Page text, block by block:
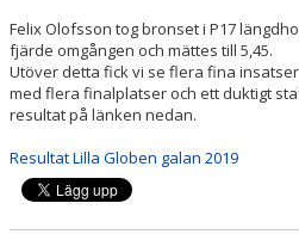
Felix Olofsson tog bronset i P17
fjärde omgången och mättes till 5,45.
Utöver detta fick vi se flera fina
med flera finalplatser och ett duktigt
resultat på länken nedan.
Resultat Lilla Globen galan 2019